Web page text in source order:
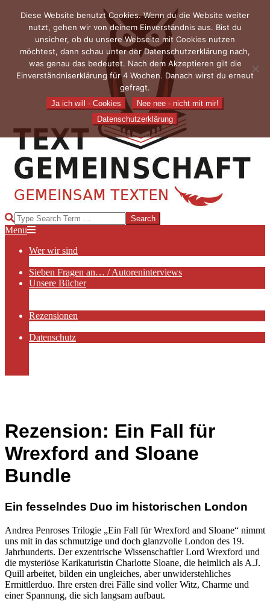
content
TEXTGEMEINSCHAFT
Search
Primary
Menu
Menu
Wer wir sind
Sieben Fragen an… / Autoreninterviews
Unsere Bücher
Rezensionen
Datenschutz
Rezension: Ein Fall für
Wrexford and Sloane
Bundle
Ein fesselndes Duo im historischen London
Andrea Penroses Trilogie „Ein Fall für Wrexford and Sloane“ nimmt
uns mit in das schmutzige und doch glanzvolle London des 19.
Jahrhunderts. Der exzentrische Wissenschaftler Lord Wrexford und
die mysteriöse Karikaturistin Charlotte Sloane, die heimlich als A.J.
Quill arbeitet, bilden ein ungleiches, aber unwiderstehliches
Ermittlerduo. Ihre ersten drei Fälle sind voller Witz, Charme und
einer Spannung, die sich langsam aufbaut.
Diese Website benutzt Cookies. Wenn du die Website weiter
nutzt, gehen wir von deinem Einverständnis aus. Bist du
unsicher, ob du unsere Webseite mit Cookies nutzen
möchtest, dann schau unter der Datenschutzerklärung nach,
was genau das bedeutet. Nach dem Akzeptieren gilt die
Einverständniserklärung für 4 Wochen. Danach wirst du erneut
gefragt.
Ja ich will - Cookies
Nee nee - nicht mit mir!
Datenschutzerklärung